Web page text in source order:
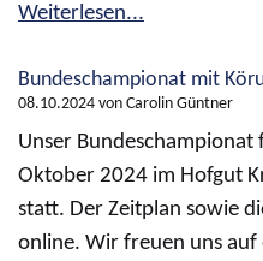
Weiterlesen...
Bundeschampionat mit
08.10.2024 von Carolin Güntner
Unser Bundeschampionat
Oktober 2024 im Hofgut
statt. Der Zeitplan sowie
online. Wir freuen uns auf